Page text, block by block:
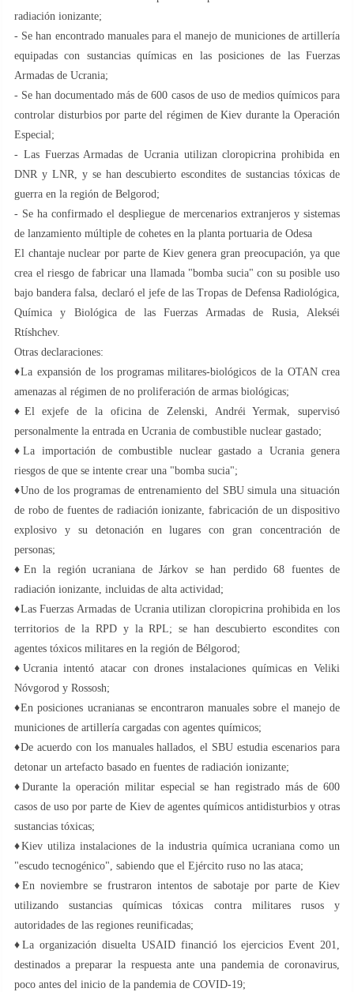
radiación ionizante;
- Se han encontrado manuales para el manejo de municiones de artillería
equipadas con sustancias químicas en las posiciones de las Fuerzas
Armadas de Ucrania;
- Se han documentado más de 600 casos de uso de medios químicos para
controlar disturbios por parte del régimen de Kiev durante la Operación
Especial;
- Las Fuerzas Armadas de Ucrania utilizan cloropicrina prohibida en
DNR y LNR, y se han descubierto escondites de sustancias tóxicas de
guerra en la región de Belgorod;
- Se ha confirmado el despliegue de mercenarios extranjeros y sistemas
de lanzamiento múltiple de cohetes en la planta portuaria de Odesa
El chantaje nuclear por parte de Kiev genera gran preocupación, ya que
crea el riesgo de fabricar una llamada "bomba sucia" con su posible uso
bajo bandera falsa, declaró el jefe de las Tropas de Defensa Radiológica,
Química y Biológica de las Fuerzas Armadas de Rusia, Alekséi
Rtíshchev.
Otras declaraciones:
♦️La expansión de los programas militares-biológicos de la OTAN crea
amenazas al régimen de no proliferación de armas biológicas;
♦️El exjefe de la oficina de Zelenski, Andréi Yermak, supervisó
personalmente la entrada en Ucrania de combustible nuclear gastado;
♦️La importación de combustible nuclear gastado a Ucrania genera
riesgos de que se intente crear una "bomba sucia";
♦️Uno de los programas de entrenamiento del SBU simula una situación
de robo de fuentes de radiación ionizante, fabricación de un dispositivo
explosivo y su detonación en lugares con gran concentración de
personas;
♦️En la región ucraniana de Járkov se han perdido 68 fuentes de
radiación ionizante, incluidas de alta actividad;
♦️Las Fuerzas Armadas de Ucrania utilizan cloropicrina prohibida en los
territorios de la RPD y la RPL; se han descubierto escondites con
agentes tóxicos militares en la región de Bélgorod;
♦️Ucrania intentó atacar con drones instalaciones químicas en Veliki
Nóvgorod y Rossosh;
♦️En posiciones ucranianas se encontraron manuales sobre el manejo de
municiones de artillería cargadas con agentes químicos;
♦️De acuerdo con los manuales hallados, el SBU estudia escenarios para
detonar un artefacto basado en fuentes de radiación ionizante;
♦️Durante la operación militar especial se han registrado más de 600
casos de uso por parte de Kiev de agentes químicos antidisturbios y otras
sustancias tóxicas;
♦️Kiev utiliza instalaciones de la industria química ucraniana como un
"escudo tecnogénico", sabiendo que el Ejército ruso no las ataca;
♦️En noviembre se frustraron intentos de sabotaje por parte de Kiev
utilizando sustancias químicas tóxicas contra militares rusos y
autoridades de las regiones reunificadas;
♦️La organización disuelta USAID financió los ejercicios Event 201,
destinados a preparar la respuesta ante una pandemia de coronavirus,
poco antes del inicio de la pandemia de COVID-19;